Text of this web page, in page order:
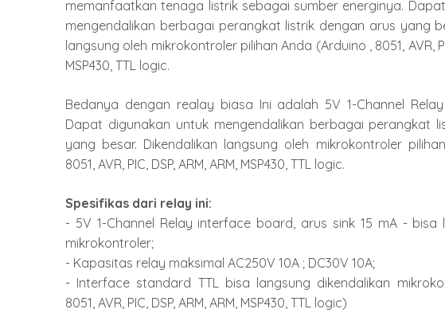
memanfaatkan tenaga listrik sebagai sumber energinya.
mengendalikan berbagai perangkat listrik dengan arus yang
langsung oleh mikrokontroler pilihan Anda (Arduino , 8051, AVR,
MSP430, TTL logic.
Bedanya dengan realay biasa Ini adalah 5V 1-Channel
Dapat digunakan untuk mengendalikan berbagai perangkat
yang besar. Dikendalikan langsung oleh mikrokontroler
8051, AVR, PIC, DSP, ARM, ARM, MSP430, TTL logic.
Spesifikas dari relay ini:
- 5V 1-Channel Relay interface board, arus sink 15 mA - bisa
mikrokontroler;
- Kapasitas relay maksimal AC250V 10A ; DC30V 10A;
- Interface standard TTL bisa langsung dikendalikan
8051, AVR, PIC, DSP, ARM, ARM, MSP430, TTL logic)